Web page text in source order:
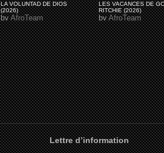
LA VOLUNTAD DE DIOS
(2026)
byAfroTeam
LES VACANCES DE
RITCHIE (2026)
byAfroTeam
Lettre d’information